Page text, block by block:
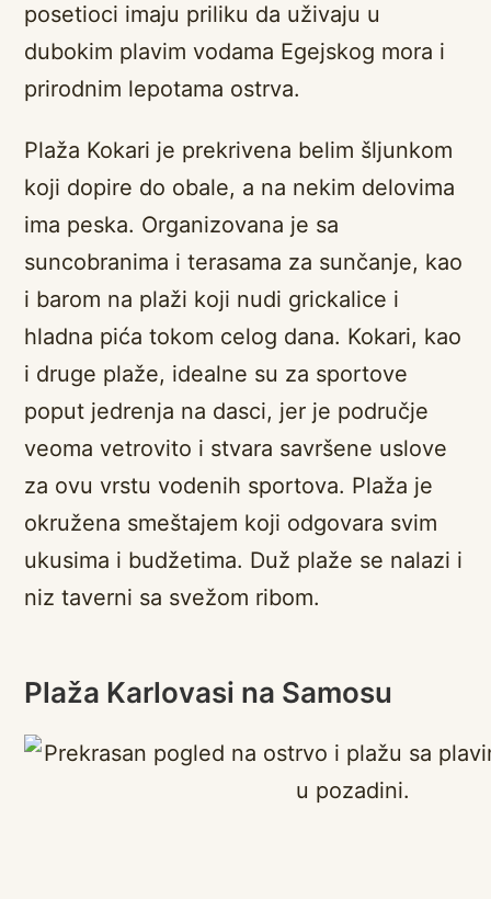
posetioci imaju priliku da uživaju u
dubokim plavim vodama Egejskog mora i
prirodnim lepotama ostrva.
Plaža Kokari je prekrivena belim šljunkom
koji dopire do obale, a na nekim delovima
ima peska. Organizovana je sa
suncobranima i terasama za sunčanje, kao
i barom na plaži koji nudi grickalice i
hladna pića tokom celog dana. Kokari, kao
i druge plaže, idealne su za sportove
poput jedrenja na dasci, jer je područje
veoma vetrovito i stvara savršene uslove
za ovu vrstu vodenih sportova. Plaža je
okružena smeštajem koji odgovara svim
ukusima i budžetima. Duž plaže se nalazi i
niz taverni sa svežom ribom.
Plaža Karlovasi na Samosu